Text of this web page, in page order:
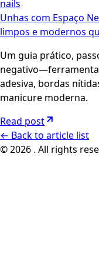
nails
Unhas com Espaço
limpos e modernos
Um guia prático,
adesiva, bordas
manicure moderna.
Read post
← Back to article list
© 2026 . All rights